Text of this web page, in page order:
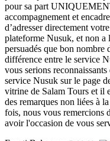
pour sa part
accompagnement et
d’adresser directement
plateforme Nusuk, et non a
persuadés que bon nombre
différence entre le service
vous serions
service Nusuk sur le page
vitrine de Salam Tours et il
des remarques non liées à
fois, nous vous remercions
avoir l'occasion de vous